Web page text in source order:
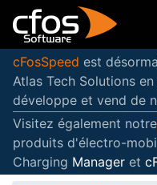
cFosSpeed est
Atlas Tech Solutions
développe et vend de
Visitez également notre
produits d'électro-
Charging Manager et